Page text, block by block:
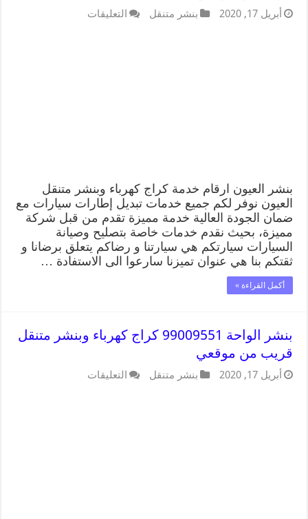
أبريل 17, 2020 بنشر متنقل التعليقات
بنشر العيون ارقام خدمة كراج كهرباء وبنشر متنقل
العيون نوفر لكم جميع خدمات تبديل إطارات سيارات مع
ضمان الجودة العالية خدمة مميزة تقدم من قبل شركة
مميزة، بحيث نقدم خدمات خاصة بتصليح وصيانة
السيارات سيارتكم هي سيارتنا و رضاكم يتعلق برضانا و
ثقتكم بنا هي عنوان تميزنا سارعوا الى الاستفادة …
أكمل القراءة »
بنشر الواحة 99009551 كراج كهرباء وبنشر متنقل
قريب من موقعي
أبريل 17, 2020 بنشر متنقل التعليقات